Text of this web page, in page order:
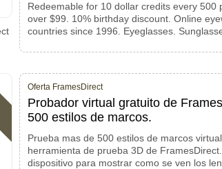
Redeemable for 10 dollar credits every 500
over $99. 10% birthday discount. Online
countries since 1996. Eyeglasses.
Oferta FramesDirect
Probador virtual gratuito de
500 estilos de marcos.
Prueba mas de 500 estilos de marcos
herramienta de prueba 3D de
dispositivo para mostrar como se ven los